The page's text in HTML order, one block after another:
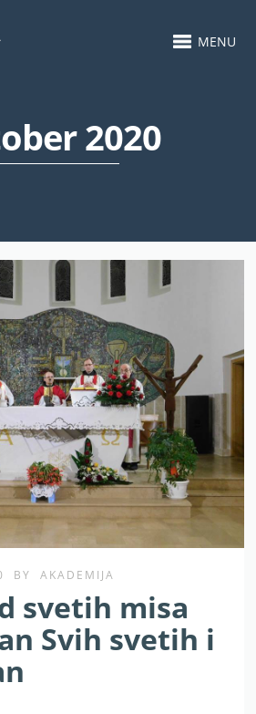
MENU
2020
BY AKADEMIJA
svetih misa
Svih svetih i